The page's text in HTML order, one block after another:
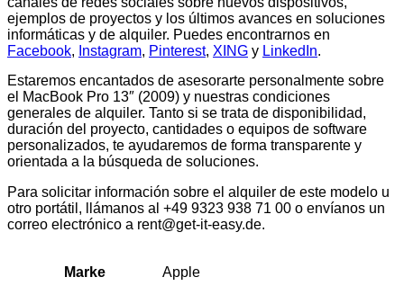
ejemplos de proyectos y los últimos avances en soluciones
informáticas y de alquiler. Puedes encontrarnos en
Facebook, Instagram, Pinterest, XING y LinkedIn.
Estaremos encantados de asesorarte personalmente sobre
el MacBook Pro 13″ (2009) y nuestras condiciones
generales de alquiler. Tanto si se trata de disponibilidad,
duración del proyecto, cantidades o equipos de software
personalizados, te ayudaremos de forma transparente y
orientada a la búsqueda de soluciones.
Para solicitar información sobre el alquiler de este modelo u
otro portátil, llámanos al +49 9323 938 71 00 o envíanos un
correo electrónico a rent@get-it-easy.de.
Marke Apple